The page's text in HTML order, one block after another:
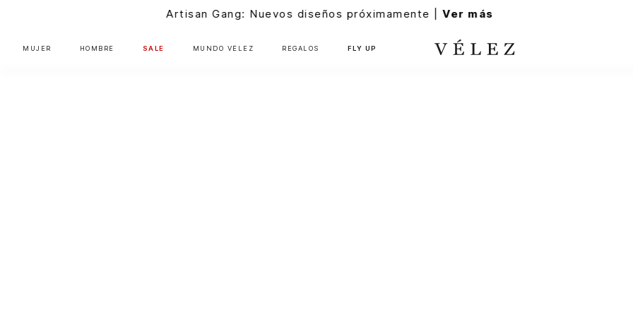
Gang: Nuevos diseños próximamente |Ver más
MUJER HOMBRE SALE MUNDO VÉLEZ REGALOS FLY UP